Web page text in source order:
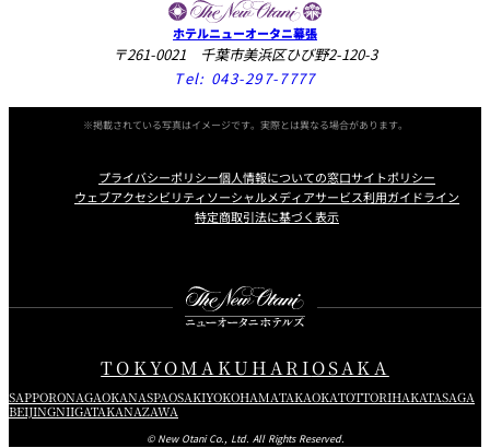
ホテルニューオータニ幕張
〒261-0021 千葉市美浜区ひび野2-120-3
Tel: 043-297-7777
※掲載されている写真はイメージです。実際とは異なる場合があります。
プライバシーポリシー個人情報についての窓口サイトポリシー
ウェブアクセシビリティソーシャルメディアサービス利用ガイドライン
特定商取引法に基づく表示
TOKYOMAKUHARIOSAKA
SAPPORONAGAOKANASPAOSAKIYOKOHAMATAKAOKATOTTORIHAKATASAGA
BEIJINGNIIGATAKANAZAWA
© New Otani Co., Ltd. All Rights Reserved.